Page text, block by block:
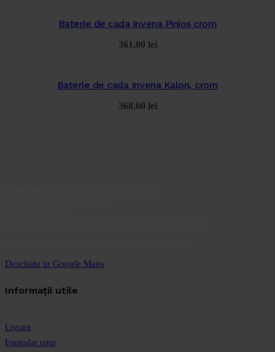
Baterie de cada Invena Pinios crom
361,00 lei
Baterie de cada Invena Kalon, crom
368,00 lei
Deschide in Google Maps
Informații utile
Livrare
Formular retur